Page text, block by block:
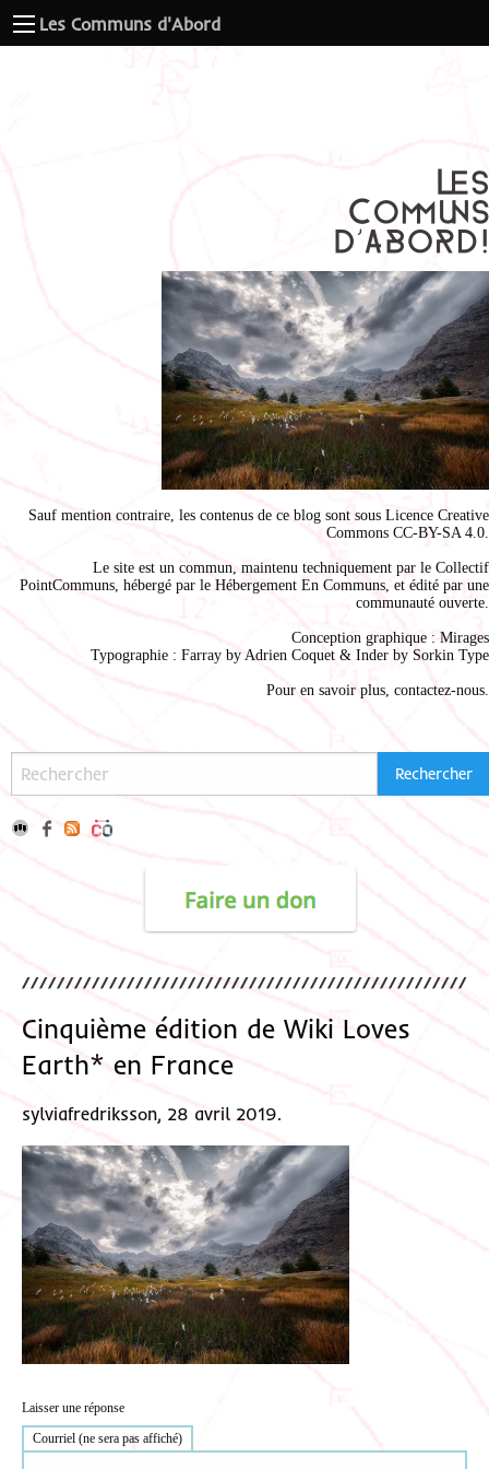
Les Communs d'Abord
Sauf mention contraire, les contenus de ce blog sont sous Licence Creative
Commons CC-BY-SA 4.0
Le site est un commun, maintenu techniquement par le Collectif
PointCommuns , hébergé par le Hébergement En Communs , et édité par une
communauté ouverte.
Conception graphique : Mirages
Typographie : Farray by Adrien Coquet & Inder by Sorkin Type
Pour en savoir plus, contactez-nous
Cinquième édition de Wiki Loves
Earth* en France
sylviafredriksson, 28 avril 2019.
Laisser une réponse
Courriel (ne sera pas affiché)